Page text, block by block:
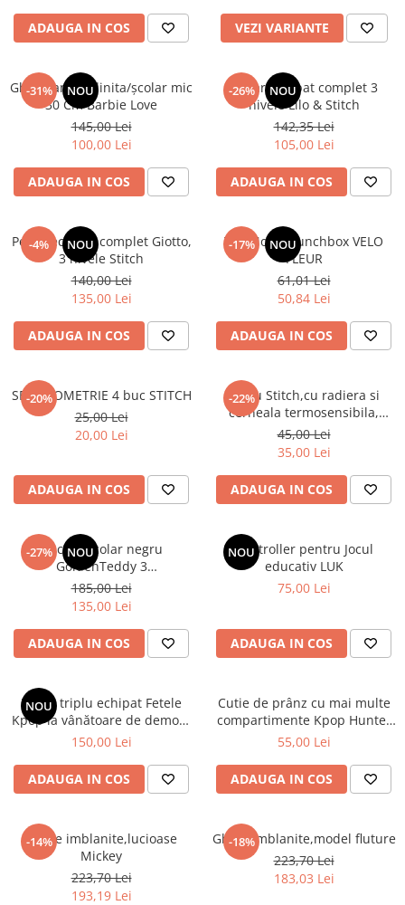
ADAUGA IN COS VEZI VARIANTE
-31% NOU
Ghiozdan gradinita/școlar mic
30 Cm Barbie Love
145,00 Lei
100,00 Lei
ADAUGA IN COS
-26% NOU
Penar echipat complet 3
nivele Lilo & Stitch
142,35 Lei
105,00 Lei
ADAUGA IN COS
-4% NOU
Penar echipat complet Giotto,
3 nivele Stitch
140,00 Lei
135,00 Lei
ADAUGA IN COS
-17% NOU
TOPModel Lunchbox VELO
FLEUR
61,01 Lei
50,84 Lei
ADAUGA IN COS
-20%
SET GEOMETRIE 4 buc STITCH
25,00 Lei
20,00 Lei
ADAUGA IN COS
-22%
Stilou Stitch,cu radiera si
cerneala termosensibila,
pastel
45,00 Lei
35,00 Lei
ADAUGA IN COS
-27% NOU
Rucsac școlar negru
GoldenTeddy 3
compartimente Astra
185,00 Lei
135,00 Lei
ADAUGA IN COS
NOU
Controller pentru Jocul
educativ LUK
75,00 Lei
ADAUGA IN COS
NOU
Penar triplu echipat Fetele
Kpop la vânătoare de demoni
Energy
150,00 Lei
ADAUGA IN COS
Cutie de prânz cu mai multe
compartimente Kpop Hunter
XL
55,00 Lei
ADAUGA IN COS
-14%
Ghete imblanite,lucioase
Mickey
223,70 Lei
193,19 Lei
-18%
Ghete imblanite,model fluture
223,70 Lei
183,03 Lei